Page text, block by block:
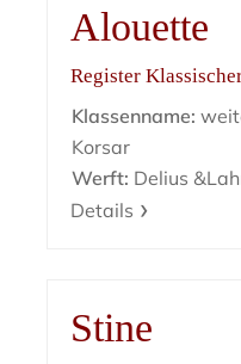
Alouette
Register
Klassenname:
Korsar
Werft: Delius
Details
Stine